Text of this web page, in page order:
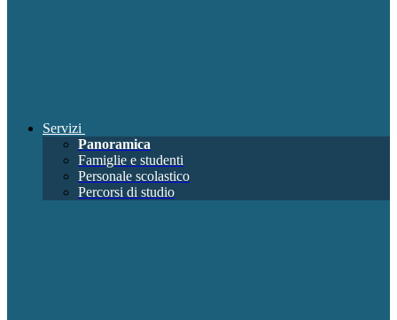
Servizi
Panoramica
Famiglie e studenti
Personale scolastico
Percorsi di studio